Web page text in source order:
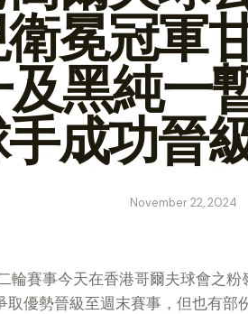
冕冠軍
黑純一
成功晉
November 22, 2024
輪賽事今天在香港哥爾夫球會之
優勢晉級至週末賽事，但也有